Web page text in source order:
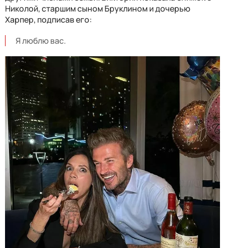
Николой, старшим сыном Бруклином и дочерью
Харпер, подписав его:
Я люблю вас.